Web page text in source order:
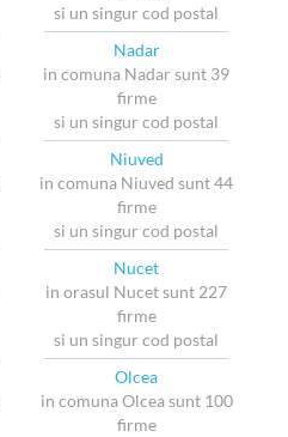
si un singur cod postal
Nadar
in comuna Nadar sunt 39
firme
si un singur cod postal
Niuved
in comuna Niuved sunt 44
firme
si un singur cod postal
Nucet
in orasul Nucet sunt 227
firme
si un singur cod postal
Olcea
in comuna Olcea sunt 100
firme